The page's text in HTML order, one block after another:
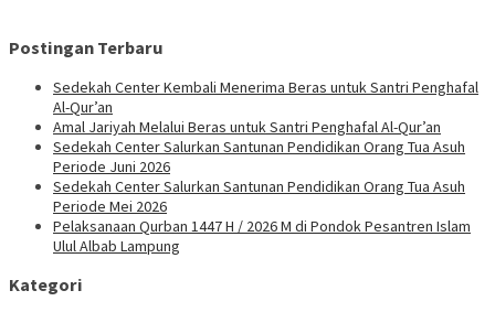
Postingan Terbaru
Sedekah Center Kembali Menerima Beras untuk Santri Penghafal
Al-Qur’an
Amal Jariyah Melalui Beras untuk Santri Penghafal Al-Qur’an
Sedekah Center Salurkan Santunan Pendidikan Orang Tua Asuh
Periode Juni 2026
Sedekah Center Salurkan Santunan Pendidikan Orang Tua Asuh
Periode Mei 2026
Pelaksanaan Qurban 1447 H / 2026 M di Pondok Pesantren Islam
Ulul Albab Lampung
Kategori